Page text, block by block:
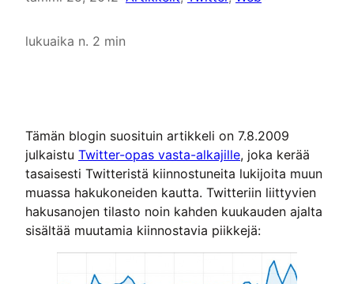
lukuaika n. 2 min
Tämän blogin suosituin artikkeli on 7.8.2009
julkaistu Twitter-opas vasta-alkajille, joka kerää
tasaisesti Twitteristä kiinnostuneita lukijoita muun
muassa hakukoneiden kautta. Twitteriin liittyvien
hakusanojen tilasto noin kahden kuukauden ajalta
sisältää muutamia kiinnostavia piikkejä: